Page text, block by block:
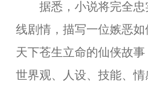
据悉，小说将完全忠
线剧情，描写一位嫉恶如
天下苍生立命的仙侠故
世界观、人设、技能、